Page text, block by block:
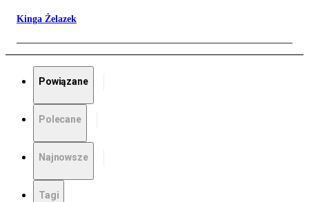
Kinga Żelazek
Powiązane
Polecane
Najnowsze
Tagi